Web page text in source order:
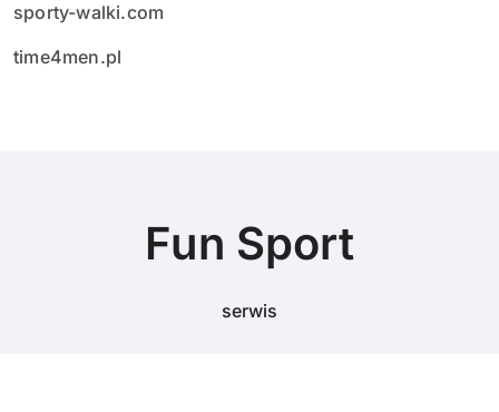
sporty-walki.com
time4men.pl
Fun Sport
serwis